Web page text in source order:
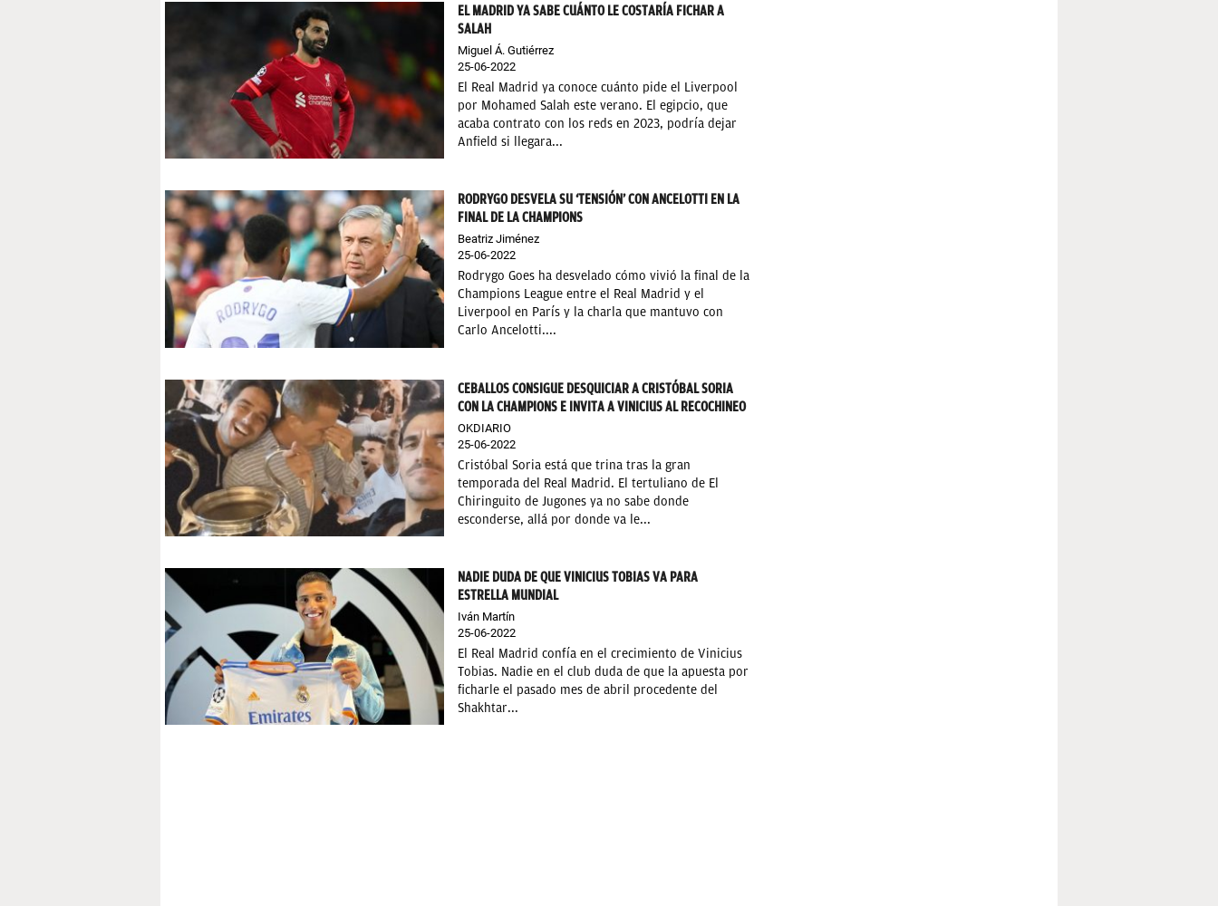
EL MADRID YA SABE CUÁNTO LE COSTARÍA FICHAR A
SALAH
Miguel Á. Gutiérrez
25-06-2022
El Real Madrid ya conoce cuánto pide el Liverpool
por Mohamed Salah este verano. El egipcio, que
acaba contrato con los reds en 2023, podría dejar
Anfield si llegara...
RODRYGO DESVELA SU ‘TENSIÓN’ CON ANCELOTTI EN LA
FINAL DE LA CHAMPIONS
Beatriz Jiménez
25-06-2022
Rodrygo Goes ha desvelado cómo vivió la final de la
Champions League entre el Real Madrid y el
Liverpool en París y la charla que mantuvo con
Carlo Ancelotti....
CEBALLOS CONSIGUE DESQUICIAR A CRISTÓBAL SORIA
CON LA CHAMPIONS E INVITA A VINICIUS AL RECOCHINEO
OKDIARIO
25-06-2022
Cristóbal Soria está que trina tras la gran
temporada del Real Madrid. El tertuliano de El
Chiringuito de Jugones ya no sabe donde
esconderse, allá por donde va le...
NADIE DUDA DE QUE VINICIUS TOBIAS VA PARA
ESTRELLA MUNDIAL
Iván Martín
25-06-2022
El Real Madrid confía en el crecimiento de Vinicius
Tobias. Nadie en el club duda de que la apuesta por
ficharle el pasado mes de abril procedente del
Shakhtar...